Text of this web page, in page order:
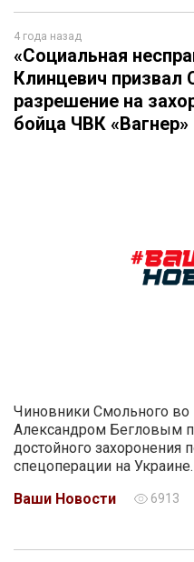
4 года назад
«Социальная
Клинцевич
разрешение на
бойца ЧВК «Вагнер»
Чиновники Смольного во
Александром Бегловым
достойного захоронения
спецоперации на
Ваши Новости
6913